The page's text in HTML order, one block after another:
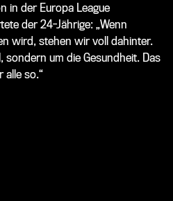
in der Europa League
der 24-Jährige: „Wenn
wird, stehen wir voll dahinter.
sondern um die Gesundheit. Das
alle so.“